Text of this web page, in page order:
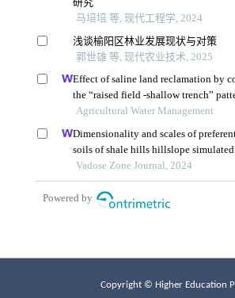
Copyright © Higher Education